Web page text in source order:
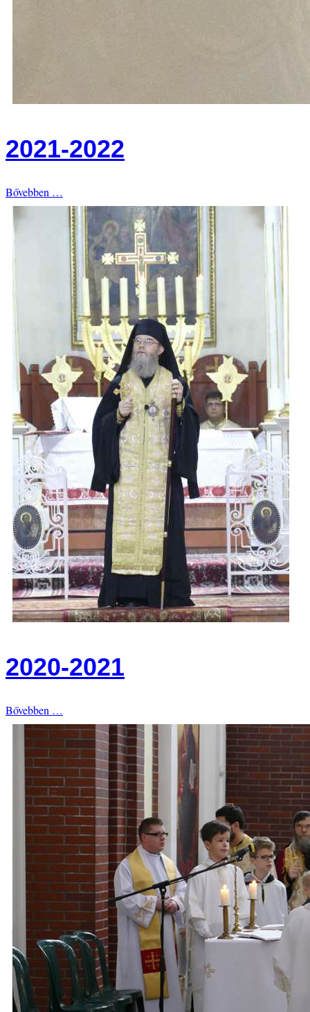
2021-2022
Bővebben …
2020-2021
Bővebben …